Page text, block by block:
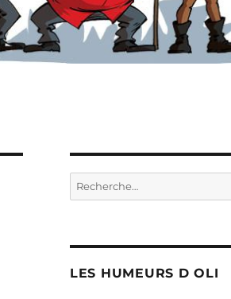
Recherche
pour :
LES HUMEURS D OLI